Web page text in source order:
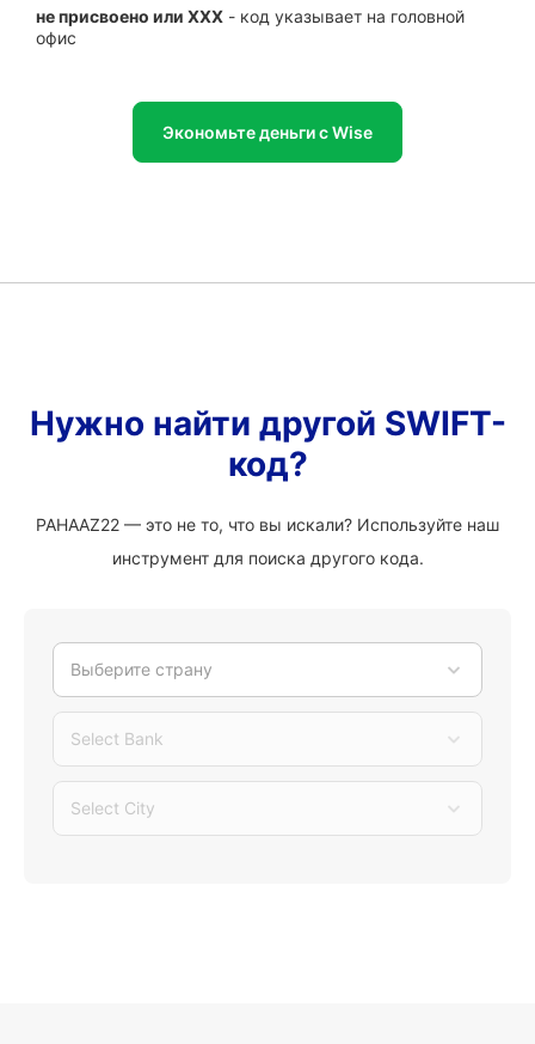
не присвоено или XXX - код указывает на головной
офис
Экономьте деньги с Wise
Нужно найти другой SWIFT-
код?
PAHAAZ22 — это не то, что вы искали? Используйте наш
инструмент для поиска другого кода.
Выберите страну
Select Bank
Select City